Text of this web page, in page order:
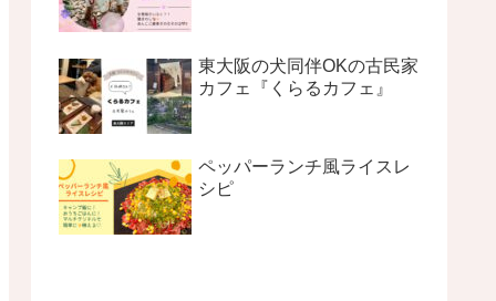
東大阪の犬同伴OKの古民家
カフェ『くらるカフェ』
ペッパーランチ風ライスレ
シピ